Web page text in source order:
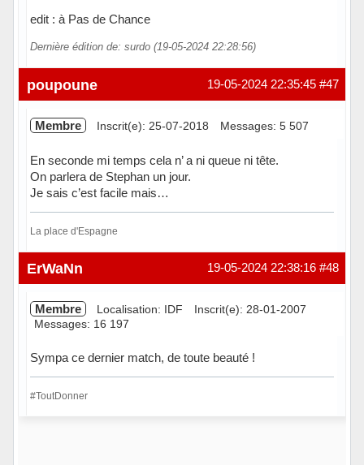
edit : à Pas de Chance
Dernière édition de: surdo (19-05-2024 22:28:56)
Hors ligne #47
19-05-2024 22:35:45
poupoune
Membre Inscrit(e): 25-07-2018 Messages: 5 507
En seconde mi temps cela n’ a ni queue ni tête.
On parlera de Stephan un jour.
Je sais c’est facile mais…
La place d'Espagne
Hors ligne #48
19-05-2024 22:38:16
ErWaNn
Membre Localisation: IDF
Inscrit(e): 28-01-2007
Messages: 16 197
Sympa ce dernier match, de toute beauté !
#ToutDonner